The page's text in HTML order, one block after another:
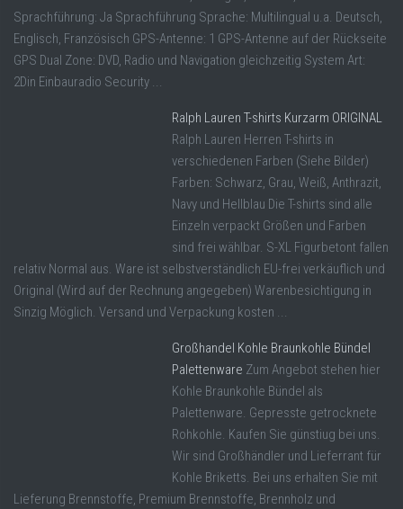
Sprachführung: Ja Sprachführung Sprache: Multilingual u.a. Deutsch,
Englisch, Französisch GPS-Antenne: 1 GPS-Antenne auf der Rückseite
GPS Dual Zone: DVD, Radio und Navigation gleichzeitig System Art:
2Din Einbauradio Security ...
Ralph Lauren T-shirts Kurzarm ORIGINAL
Ralph Lauren Herren T-shirts in
verschiedenen Farben (Siehe Bilder)
Farben: Schwarz, Grau, Weiß, Anthrazit,
Navy und Hellblau Die T-shirts sind alle
Einzeln verpackt Größen und Farben
sind frei wählbar. S-XL Figurbetont fallen
relativ Normal aus. Ware ist selbstverständlich EU-frei verkäuflich und
Original (Wird auf der Rechnung angegeben) Warenbesichtigung in
Sinzig Möglich. Versand und Verpackung kosten ...
Großhandel Kohle Braunkohle Bündel
Palettenware Zum Angebot stehen hier
Kohle Braunkohle Bündel als
Palettenware. Gepresste getrocknete
Rohkohle. Kaufen Sie günstiug bei uns.
Wir sind Großhändler und Lieferrant für
Kohle Briketts. Bei uns erhalten Sie mit
Lieferung Brennstoffe, Premium Brennstoffe, Brennholz und